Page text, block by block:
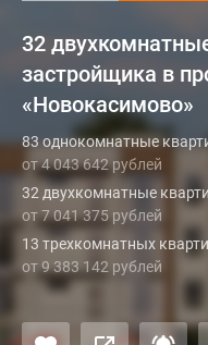
32
застройщика в
«Новокасимово»
83 однокомнатные
от 4 043 642 рублей
32 двухкомнатные
от 7 041 375 рублей
13 трехкомнатных
от 9 383 142 рублей